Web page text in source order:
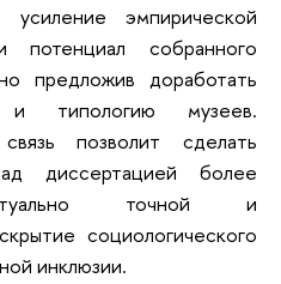
усиление эмпирической
потенциал собранного
предложив доработать
и типологию музеев.
позволит сделать
диссертацией более
точной и
социологического
инклюзии.